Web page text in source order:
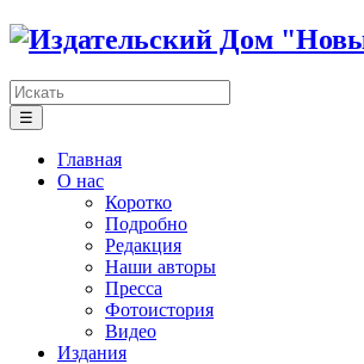
☰
Главная
О нас
Коротко
Подробно
Редакция
Наши авторы
Пресса
Фотоистория
Видео
Издания